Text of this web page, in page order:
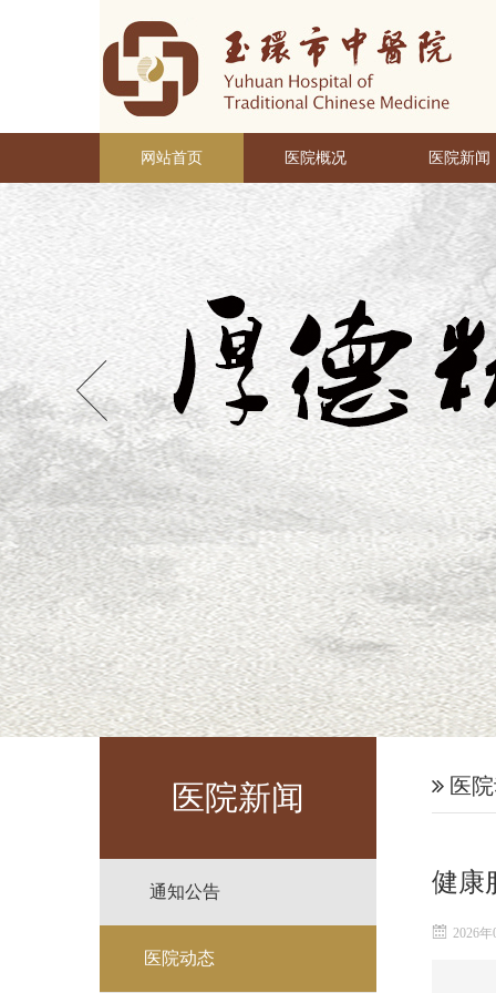
网站首页 医院概况 医院新闻
医院新闻
通知公告
医院动态
医
健康
2026